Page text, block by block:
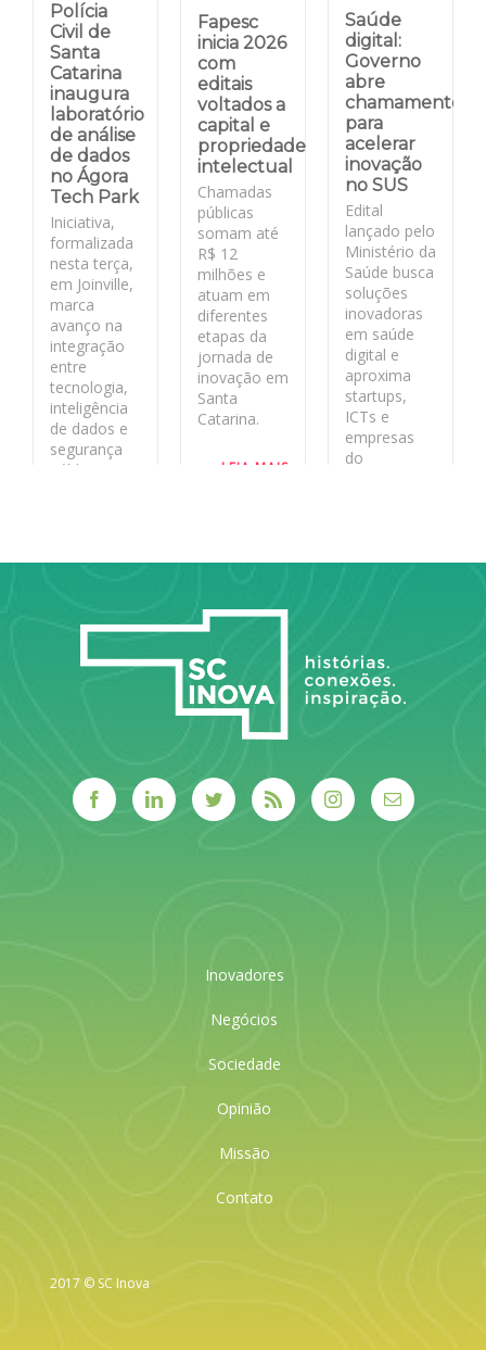
Polícia
Civil de
Santa
Catarina
inaugura
laboratório
de análise
de dados
no Ágora
Tech Park
Iniciativa,
formalizada
nesta terça,
em Joinville,
marca
avanço na
integração
entre
tecnologia,
inteligência
de dados e
segurança
pública no
Fapesc
inicia 2026
com
editais
voltados a
capital e
propriedade
intelectual
Chamadas
públicas
somam até
R$ 12
milhões e
atuam em
diferentes
etapas da
jornada de
inovação em
Santa
Catarina.
LEIA MAIS
Saúde
digital:
Governo
abre
chamamento
para
acelerar
inovação
no SUS
Edital
lançado pelo
Ministério da
Saúde busca
soluções
inovadoras
em saúde
digital e
aproxima
startups,
ICTs e
empresas
do
sistema
Inovadores
Negócios
Sociedade
Opinião
Missão
Contato
2017 © SC Inova